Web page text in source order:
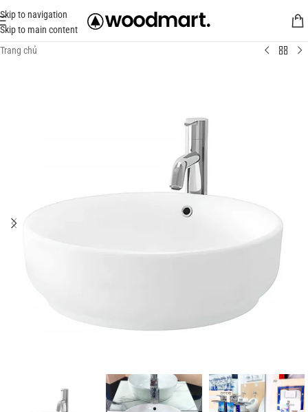
Skip to navigation
Skip to main content
Trang chủ